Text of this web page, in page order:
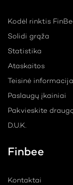
Kodėl rinktis
Solidi grąža
Statistika
Ataskaitos
Teisinė informacija
Paslaugų įkainiai
Pakvieskite
D.U.K.
Finbee
Kontaktai